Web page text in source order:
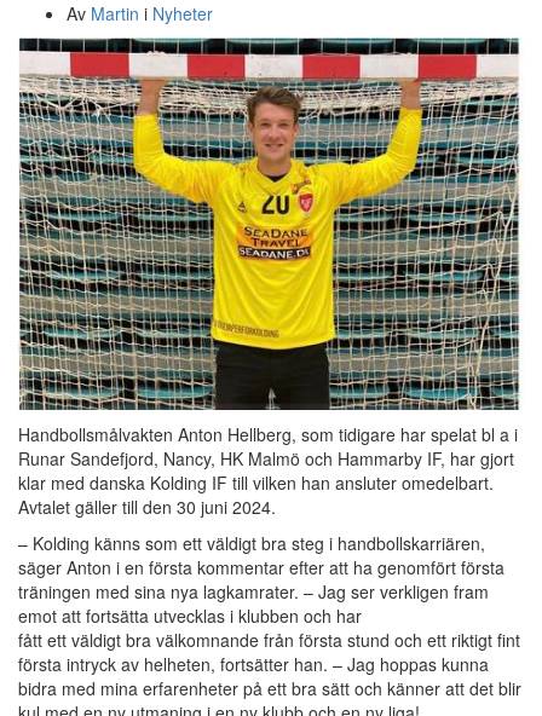
Av Martin i Nyheter
Handbollsmålvakten Anton Hellberg, som tidigare har spelat bl a i
Runar Sandefjord, Nancy, HK Malmö och Hammarby IF, har gjort
klar med danska Kolding IF till vilken han ansluter omedelbart.
Avtalet gäller till den 30 juni 2024.
– Kolding känns som ett väldigt bra steg i handbollskarriären,
säger Anton i en första kommentar efter att ha genomfört första
träningen med sina nya lagkamrater. – Jag ser verkligen fram
emot att fortsätta utvecklas i klubben och har
fått ett väldigt bra välkomnande från första stund och ett riktigt fint
första intryck av helheten, fortsätter han. – Jag hoppas kunna
bidra med mina erfarenheter på ett bra sätt och känner att det blir